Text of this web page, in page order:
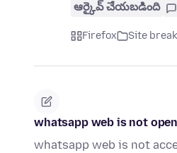
ఆర్కైవ్ చేయబడింది
Firefox Site
whatsapp web is not
whatsapp web is not